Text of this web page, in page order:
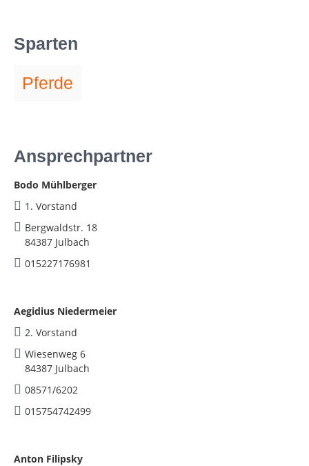
Sparten
Pferde
Ansprechpartner
Bodo Mühlberger
1. Vorstand
Bergwaldstr. 18
84387 Julbach
015227176981
Aegidius Niedermeier
2. Vorstand
Wiesenweg 6
84387 Julbach
08571/6202
015754742499
Anton Filipsky